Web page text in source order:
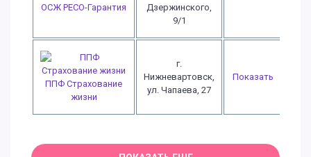
ОСЖ РЕСО-Гарантия
Дзержинского,
9/1
ППФ Страхование
жизни
г.
Нижневартовск,
ул. Чапаева, 27
Показать